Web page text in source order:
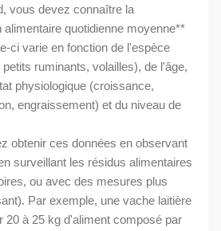
devez connaître la
quotidienne moyenne**
ci varie en fonction de l'espèce
ruminants, volailles), de l'âge,
physiologique (croissance,
engraissement) et du niveau de
ces données en observant
surveillant les résidus alimentaires
ou avec des mesures plus
Par exemple, une vache laitière
20 à 25 kg d'aliment composé par